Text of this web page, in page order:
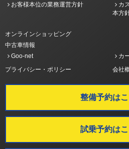
お客様本位の業務運営方針
カ
本方
オンラインショッピング
中古車情報
Goo-net
カ
プライバシー・ポリシー
会社
整備予約は
試乗予約は